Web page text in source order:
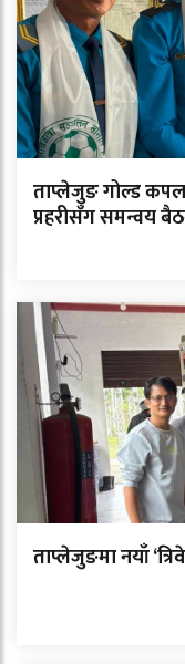
ताप्लेजुङ गोल्ड
प्रहरीसँग समन्वय
ताप्लेजुङमा नयाँ